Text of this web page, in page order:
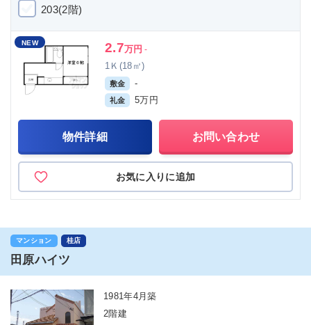
203(2階)
NEW 2.7万円 -
1Ｋ(18㎡)
敷金 -
礼金 5万円
物件詳細 お問い合わせ
お気に入りに追加
マンション 桂店
田原ハイツ
1981年4月築
2階建